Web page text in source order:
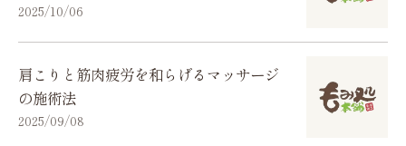
2025/10/06
肩こりと筋肉疲労を和らげるマッサージ
の施術法
2025/09/08